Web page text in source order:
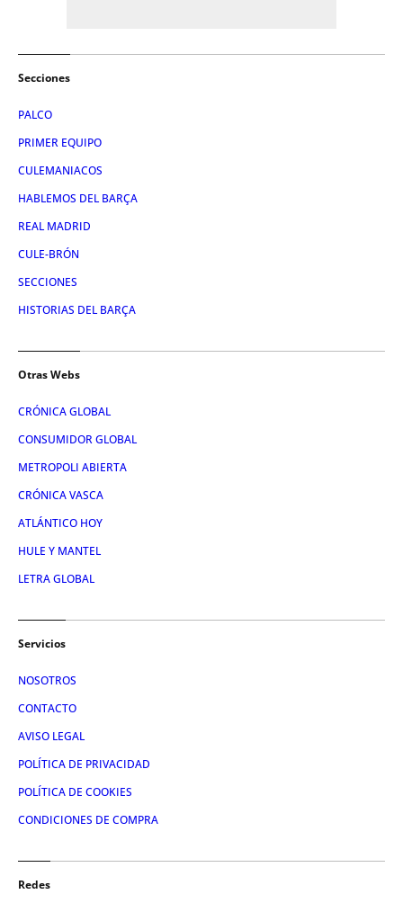
Secciones
PALCO
PRIMER EQUIPO
CULEMANIACOS
HABLEMOS DEL BARÇA
REAL MADRID
CULE-BRÓN
SECCIONES
HISTORIAS DEL BARÇA
Otras Webs
CRÓNICA GLOBAL
CONSUMIDOR GLOBAL
METROPOLI ABIERTA
CRÓNICA VASCA
ATLÁNTICO HOY
HULE Y MANTEL
LETRA GLOBAL
Servicios
NOSOTROS
CONTACTO
AVISO LEGAL
POLÍTICA DE PRIVACIDAD
POLÍTICA DE COOKIES
CONDICIONES DE COMPRA
Redes